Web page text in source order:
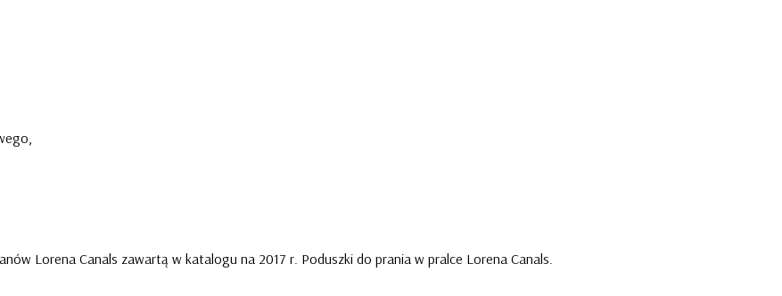
Lorena Canals zawartą w katalogu na 2017 r. Poduszki do prania w pralce Lorena Canals.